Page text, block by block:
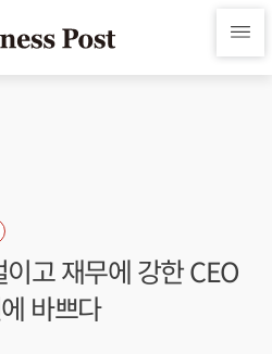
고 재무에 강한 CEO
바쁘다